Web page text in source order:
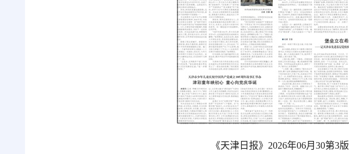
《天津日报》2026年06月30第3版